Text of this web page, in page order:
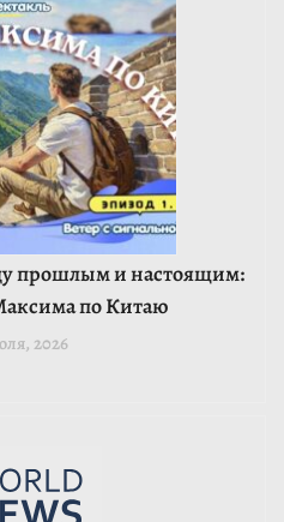
прошлым и настоящим:
по Китаю
2026